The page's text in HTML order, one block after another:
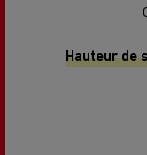
Hauteur de